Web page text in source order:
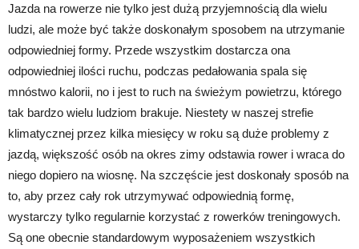
Jazda na rowerze nie tylko jest dużą przyjemnością dla wielu
ludzi, ale może być także doskonałym sposobem na utrzymanie
odpowiedniej formy. Przede wszystkim dostarcza ona
odpowiedniej ilości ruchu, podczas pedałowania spala się
mnóstwo kalorii, no i jest to ruch na świeżym powietrzu, którego
tak bardzo wielu ludziom brakuje. Niestety w naszej strefie
klimatycznej przez kilka miesięcy w roku są duże problemy z
jazdą, większość osób na okres zimy odstawia rower i wraca do
niego dopiero na wiosnę. Na szczęście jest doskonały sposób na
to, aby przez cały rok utrzymywać odpowiednią formę,
wystarczy tylko regularnie korzystać z rowerków treningowych.
Są one obecnie standardowym wyposażeniem wszystkich